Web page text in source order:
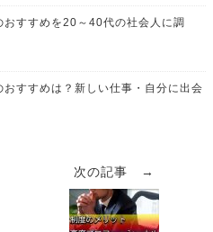
おすすめを20～40代の社会人に調
おすすめは？新しい仕事・自分に出会
次の記事 →